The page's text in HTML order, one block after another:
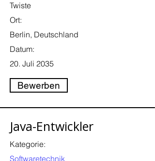
Twiste
Ort:
Berlin, Deutschland
Datum:
20. Juli 2035
Bewerben
Java-Entwickler
Kategorie:
Softwaretechnik